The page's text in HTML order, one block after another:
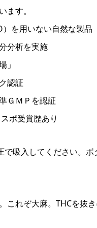
ます。
）を用いない自然な製品
分析を実施
」
認証
ＧＭＰを認証
ポ受賞歴あり
吸入してください。
これぞ大麻。THCを抜